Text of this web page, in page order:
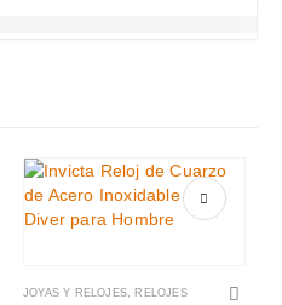
JOYAS Y RELOJES, RELOJES